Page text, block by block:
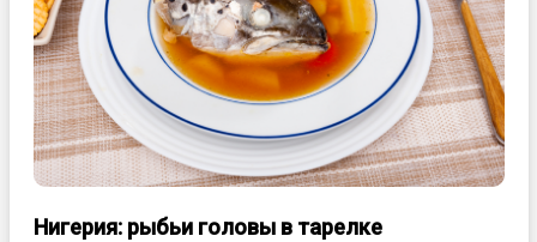
Нигерия: рыбьи головы в тарелке